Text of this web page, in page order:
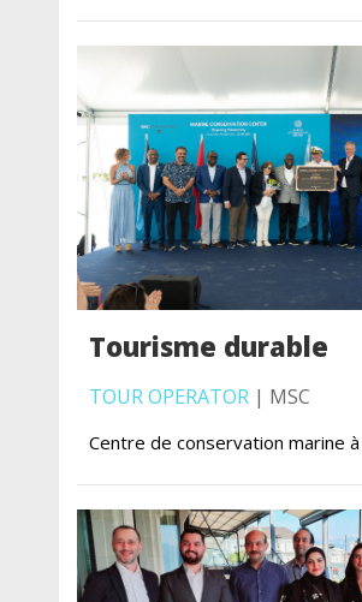
Tourisme durable
TOUR OPERATOR| MSC
Centre de conservation marine à